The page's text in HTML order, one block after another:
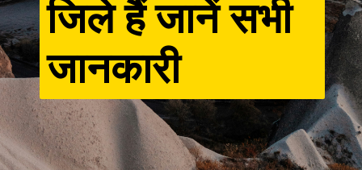
जिले हैं जानें सभी
जानकारी